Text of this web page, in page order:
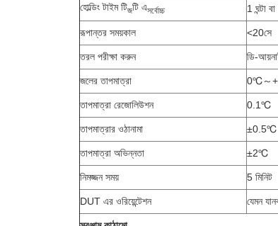
হোল্ডিং টাইম টিজটি এসর্বোচ্চ 1 ঘন্টা
রূপান্তর সময়কাল <20সে
তরল পরীক্ষা করুন ডি-
জলের তাপমাত্রা 0℃～
তাপমাত্রা রেজোলিউশন 0.1℃
তাপমাত্রার ওঠানামা ±0.5℃
তাপমাত্রা অভিন্নতা ±2℃
নিমজ্জন সময় 5 মিনিট
DUT এর ওরিয়েন্টেশন যেমন